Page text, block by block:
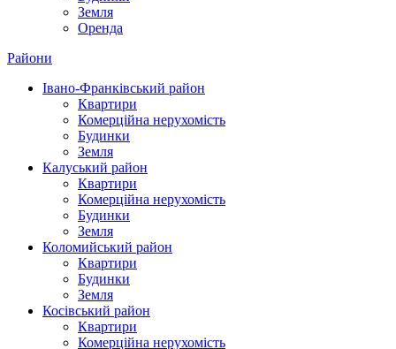
Земля
Оренда
Райони
Івано-Франківський район
Квартири
Комерційна нерухомість
Будинки
Земля
Калуський район
Квартири
Комерційна нерухомість
Будинки
Земля
Коломийський район
Квартири
Будинки
Земля
Косівський район
Квартири
Комерційна нерухомість